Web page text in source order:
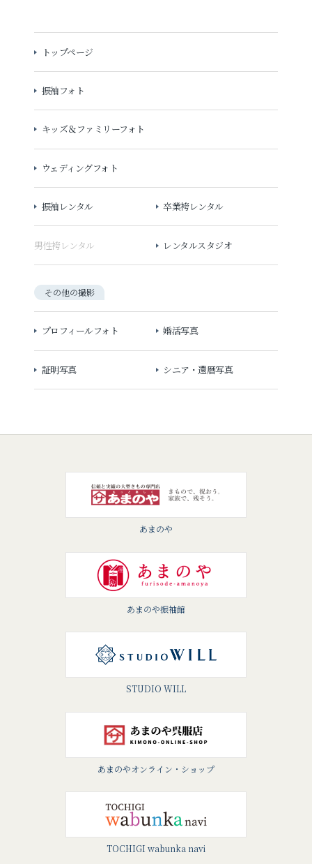
トップページ
振袖フォト
キッズ＆ファミリーフォト
ウェディングフォト
振袖レンタル 卒業袴レンタル
男性袴レンタル レンタルスタジオ
その他の撮影
プロフィールフォト 婚活写真
証明写真 シニア・還暦写真
あまのや
あまのや振袖館
STUDIO WILL
あまのやオンライン・ショップ
TOCHIGI wabunka navi